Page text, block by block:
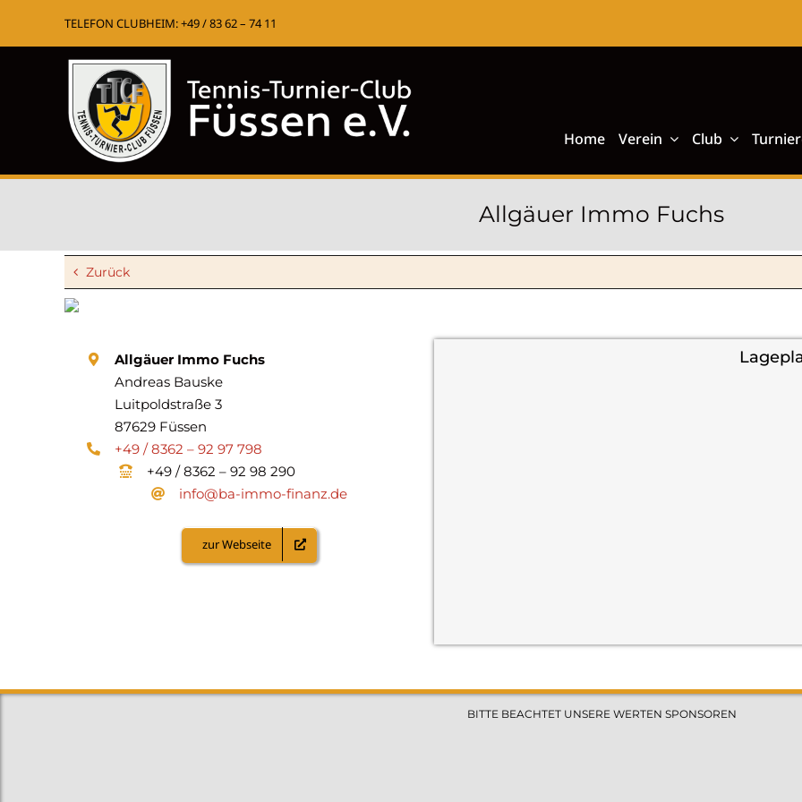
TELEFON CLUBHEIM: +49 / 83 62 – 74 11
Home Verein Club
Allgäuer Immo Fuchs
Zurück
Allgäuer Immo Fuchs
Andreas Bauske
Luitpoldstraße 3
87629 Füssen
+49 / 8362 – 92 97 798
+49 / 8362 – 92 98 290
info@ba-immo-finanz.de
zur Webseite
BITTE BEACHTET UNSERE WERTEN SPONSOREN